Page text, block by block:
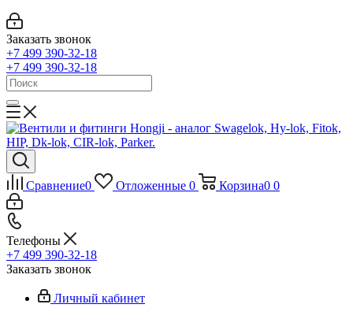
Заказать звонок
+7 499 390-32-18
+7 499 390-32-18
Сравнение0 Отложенные 0 Корзина0 0
Телефоны
+7 499 390-32-18
Заказать звонок
Личный кабинет